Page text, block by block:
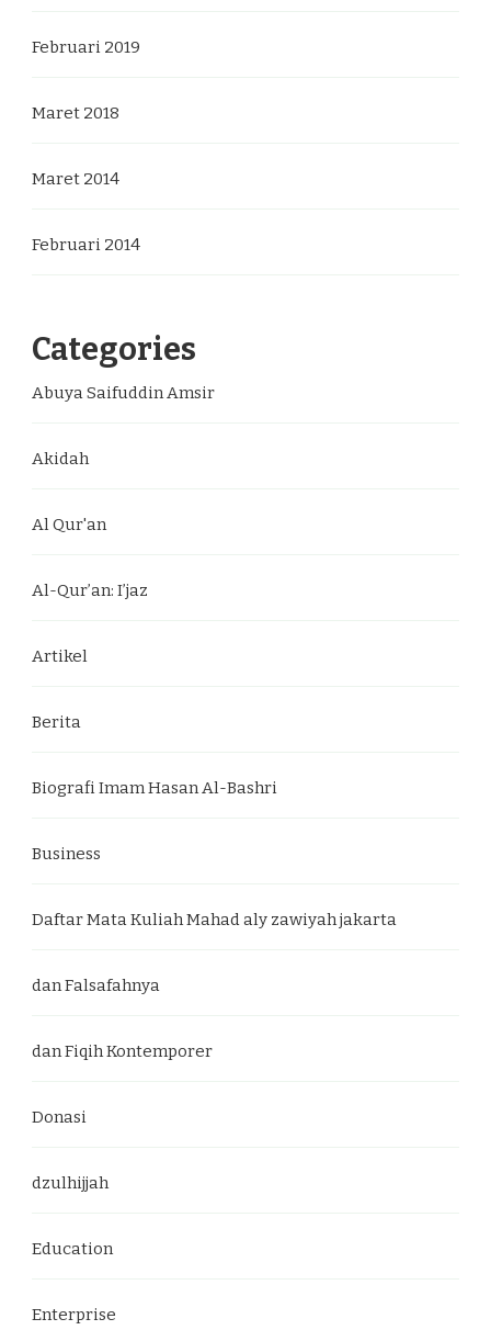
Februari 2019
Maret 2018
Maret 2014
Februari 2014
Categories
Abuya Saifuddin Amsir
Akidah
Al Qur'an
Al-Qur’an: I’jaz
Artikel
Berita
Biografi Imam Hasan Al-Bashri
Business
Daftar Mata Kuliah Mahad aly zawiyah jakarta
dan Falsafahnya
dan Fiqih Kontemporer
Donasi
dzulhijjah
Education
Enterprise